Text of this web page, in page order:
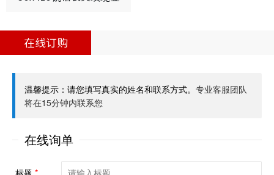
在线订购